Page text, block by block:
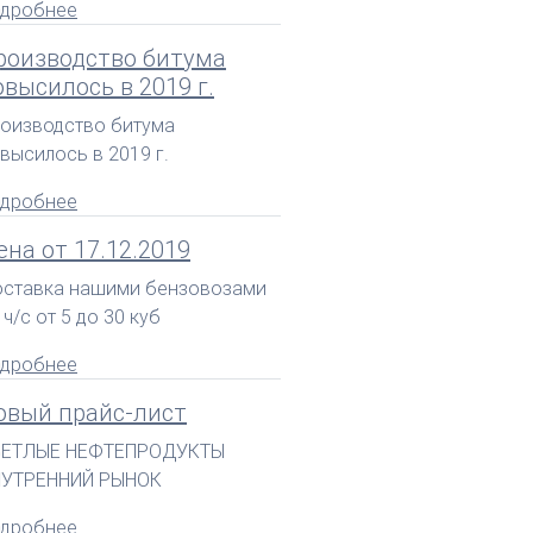
битума
в 2019 г.
битума
в 2019 г.
от 17.12.2019
нашими бензовозами
ч/с от 5 до 30 куб
прайс-лист
НЕФТЕПРОДУКТЫ
РЫНОК